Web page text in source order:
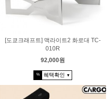
[도쿄크래프트] 맥라이트2 화로대 TC-
010R
92,000원
% 혜택확인 ▼